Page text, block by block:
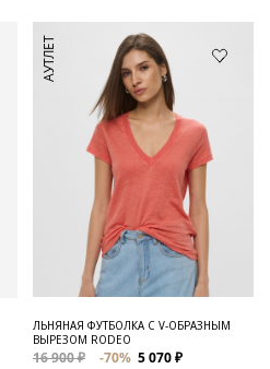
АУТЛЕТ
ЛЬНЯНАЯ ФУТБОЛКА С V-ОБРАЗНЫМ
ВЫРЕЗОМ RODEO
16 900 ₽ -70% 5 070 ₽